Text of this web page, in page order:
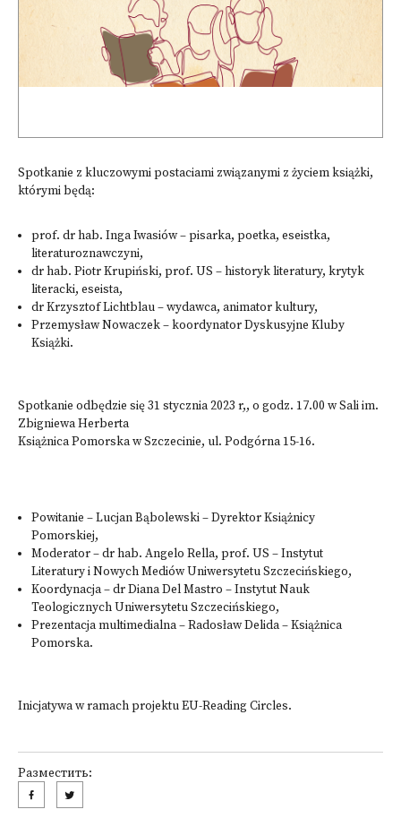
Spotkanie z kluczowymi postaciami związanymi z życiem książki,
którymi będą:
prof. dr hab. Inga Iwasiów – pisarka, poetka, eseistka,
literaturoznawczyni,
dr hab. Piotr Krupiński, prof. US – historyk literatury, krytyk
literacki, eseista,
dr Krzysztof Lichtblau – wydawca, animator kultury,
Przemysław Nowaczek – koordynator Dyskusyjne Kluby
Książki.
Spotkanie odbędzie się 31 stycznia 2023 r,, o godz. 17.00 w Sali im.
Zbigniewa Herberta
Książnica Pomorska w Szczecinie, ul. Podgórna 15-16.
Powitanie – Lucjan Bąbolewski – Dyrektor Książnicy
Pomorskiej,
Moderator – dr hab. Angelo Rella, prof. US – Instytut
Literatury i Nowych Mediów Uniwersytetu Szczecińskiego,
Koordynacja – dr Diana Del Mastro – Instytut Nauk
Teologicznych Uniwersytetu Szczecińskiego,
Prezentacja multimedialna – Radosław Delida – Książnica
Pomorska.
Inicjatywa w ramach projektu EU-Reading Circles.
Разместить: